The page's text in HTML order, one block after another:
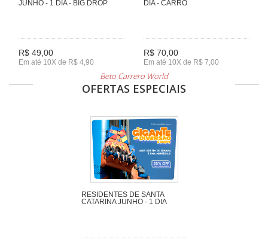
JUNHO - 1 DIA - BIG DROP
R$ 49,00
Em até 10X de R$ 4,90
DIA - CARRO
R$ 70,00
Em até 10X de R$ 7,00
Beto Carrero World
OFERTAS ESPECIAIS
RESIDENTES DE SANTA
CATARINA JUNHO - 1 DIA